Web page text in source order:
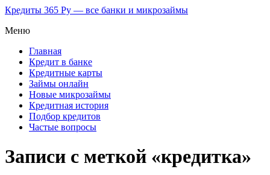
Кредиты 365 Ру — все банки и микрозаймы
Меню
Главная
Кредит в банке
Кредитные карты
Займы онлайн
Новые микрозаймы
Кредитная история
Подбор кредитов
Частые вопросы
Записи с меткой «кредитка»